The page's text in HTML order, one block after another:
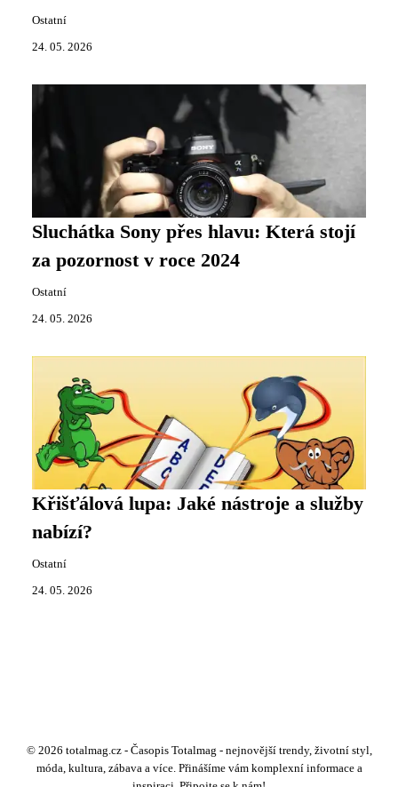
Ostatní
24. 05. 2026
Sluchátka Sony přes hlavu: Která stojí
za pozornost v roce 2024
Ostatní
24. 05. 2026
Křišťálová lupa: Jaké nástroje a služby
nabízí?
Ostatní
24. 05. 2026
© 2026 totalmag.cz - Časopis Totalmag - nejnovější trendy, životní styl,
móda, kultura, zábava a více. Přinášíme vám komplexní informace a